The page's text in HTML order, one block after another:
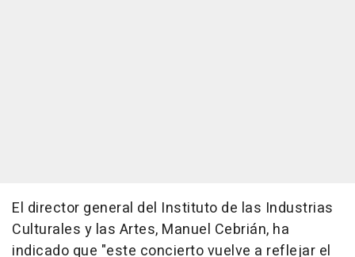
El director general del Instituto de las Industrias
Culturales y las Artes, Manuel Cebrián, ha
indicado que "este concierto vuelve a reflejar el